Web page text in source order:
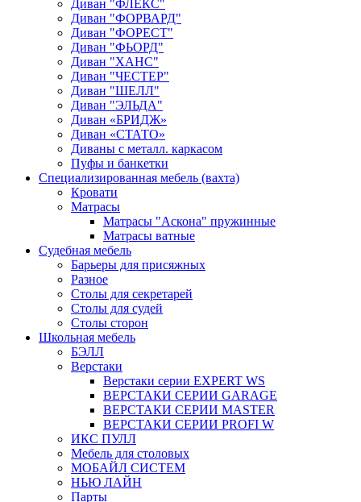
Диван "ФЛЕКС"
Диван "ФОРВАРД"
Диван "ФОРЕСТ"
Диван "ФЬОРД"
Диван "ХАНС"
Диван "ЧЕСТЕР"
Диван "ШЕЛЛ"
Диван "ЭЛЬДА"
Диван «БРИДЖ»
Диван «СТАТО»
Диваны с металл. каркасом
Пуфы и банкетки
Специализированная мебель (вахта)
Кровати
Матрасы
Матрасы "Аскона" пружинные
Матрасы ватные
Судебная мебель
Барьеры для присяжных
Разное
Столы для секретарей
Столы для судей
Столы сторон
Школьная мебель
БЭЛЛ
Верстаки
Верстаки серии EXPERT WS
ВЕРСТАКИ СЕРИИ GARAGE
ВЕРСТАКИ СЕРИИ MASTER
ВЕРСТАКИ СЕРИИ PROFI W
ИКС ПУЛЛ
Мебель для столовых
МОБАЙЛ СИСТЕМ
НЬЮ ЛАЙН
Парты